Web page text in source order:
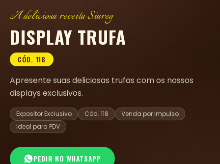
A deliciosa receita Siareg
DISPLAY TRUFA
CÓD. 118
Apresente suas deliciosas trufas com os nossos
displays exclusivos.
Expositor Exclusivo Cód. 118
Venda por Impulso
Ideal para PDV
PEDIR NO WHATSAPP